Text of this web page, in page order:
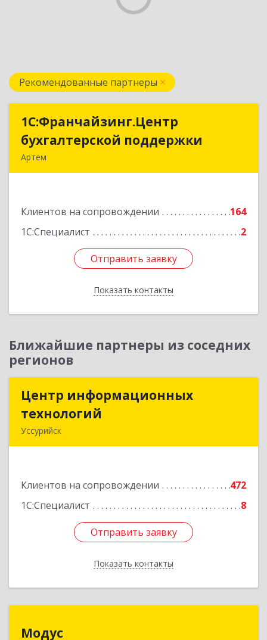
Рекомендованные партнеры
1С:Франчайзинг.Центр
бухгалтерской поддержки
Артем
Клиентов на сопровождении
164
1С:Специалист
2
Отправить заявку
Показать контакты
1С:Франчайзинг.Центр
бухгалтерской поддержки
Подробнее
Отправить заявку
Назад
Ближайшие партнеры из соседних
регионов
Центр информационных
технологий
Уссурийск
Клиентов на сопровождении
472
1С:Специалист
8
Отправить заявку
Показать контакты
Центр информационных
Подробнее
Отправить заявку
Назад
Модус